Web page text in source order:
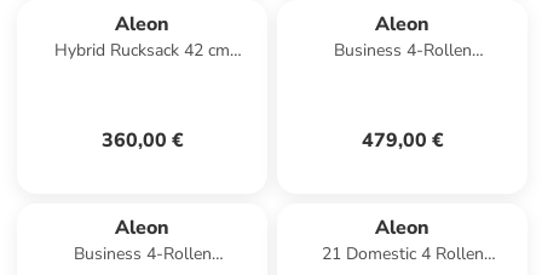
Aleon
Hybrid Rucksack 42 cm
360,00 €
Aleon
Business 4-Rollen
479,00 €
Aleon
Business 4-Rollen
Aleon
21 Domestic 4 Rollen